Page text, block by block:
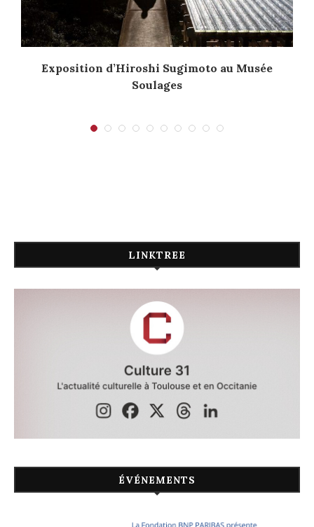
Exposition d’Hiroshi Sugimoto au Musée
Soulages
LINKTREE
ÉVÉNEMENTS